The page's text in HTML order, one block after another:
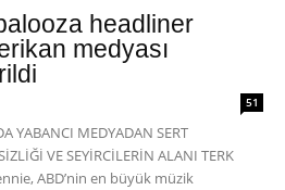
headliner
medyası
51
YABANCI MEDYADAN SERT
VE SEYİRCİLERİN ALANI TERK
ABD’nin en büyük müzik